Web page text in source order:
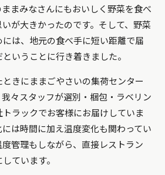
まみなさんにもおいしく野菜を食べ
が大きかったのです。そして、野菜
は、地元の食べ手に短い距離で届
いうことに行き着きました。
きにままごやさいの集荷センター
々スタッフが選別・梱包・ラベリン
ラックでお客様にお届けしていま
は時間に加え温度変化も関わってい
管理もしながら、直接レストラン
ています。